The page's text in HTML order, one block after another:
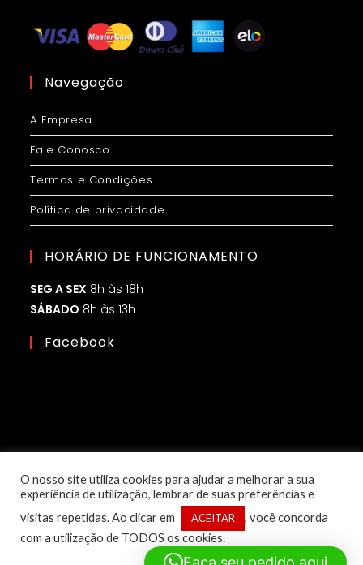
Navegação
A Empresa
Fale Conosco
Termos e Condições
Política de privacidade
HORÁRIO DE FUNCIONAMENTO
SEG A SEX 8h às 18h
SÁBADO 8h às 13h
Facebook
© Copyright 2025 – 1ª Classe Eletroled | Desenvolvido por:
O nosso site utiliza cookies para ajudar a melhorar a sua
experiência de utilização, lembrar de suas preferências e
visitas repetidas. Ao clicar em
ACEITAR
, você concorda
com a utilização de TODOS os cookies.